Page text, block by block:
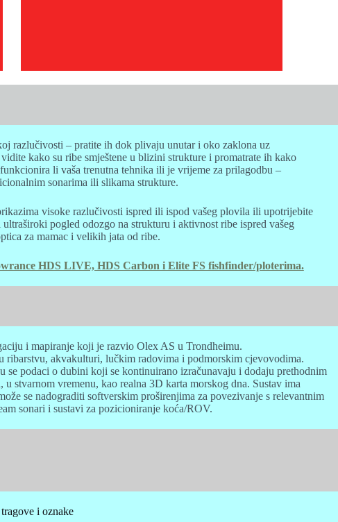
razlučivosti – pratite ih dok plivaju unutar i oko zaklona uz
kako su ribe smještene u blizini strukture i promatrate ih kako
li vaša trenutna tehnika ili je vrijeme za prilagodbu –
sonarima ili slikama strukture.
visoke razlučivosti ispred ili ispod vašeg plovila ili upotrijebite
pogled odozgo na strukturu i aktivnost ribe ispred vašeg
za mamac i velikih jata od ribe.
HDS LIVE, HDS Carbon i Elite FS fishfinder/ploterima.
i mapiranje koji je razvio Olex AS u Trondheimu.
ribarstvu, akvakulturi, lučkim radovima i podmorskim cjevovodima.
se podaci o dubini koji se kontinuirano izračunavaju i dodaju prethodnim
stvarnom vremenu, kao realna 3D karta morskog dna. Sustav ima
se nadograditi softverskim proširenjima za povezivanje s relevantnim
sonari i sustavi za pozicioniranje koća/ROV.
i oznake